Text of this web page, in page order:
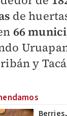
de
66
y